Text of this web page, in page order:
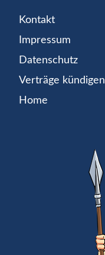
Kontakt
Impressum
Datenschutz
Verträge kündigen
Home